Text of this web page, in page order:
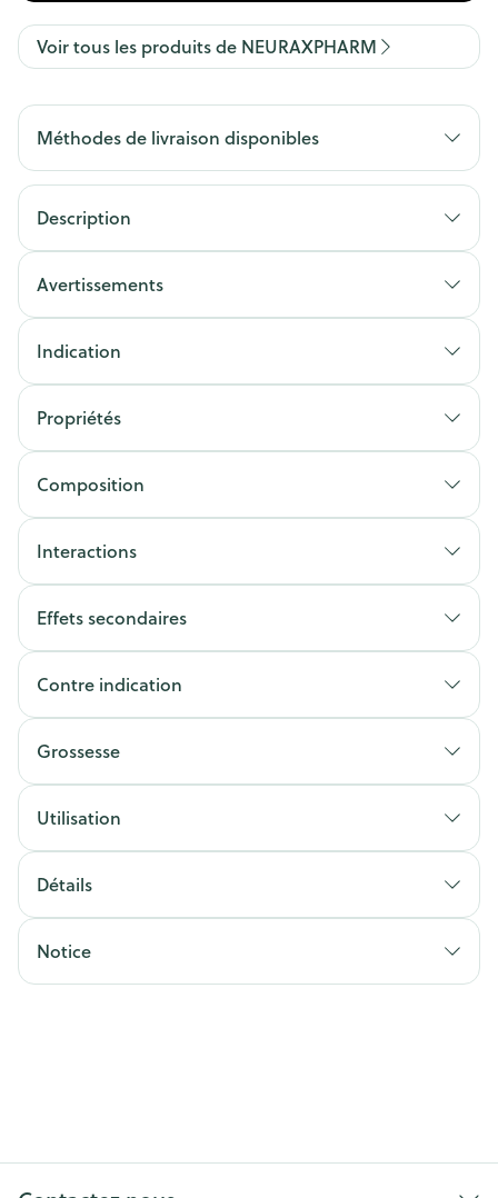
Voir tous les produits de NEURAXPHARM
Méthodes de livraison disponibles
Description
Avertissements
Indication
Propriétés
Composition
Interactions
Effets secondaires
Contre indication
Grossesse
Utilisation
Détails
Notice